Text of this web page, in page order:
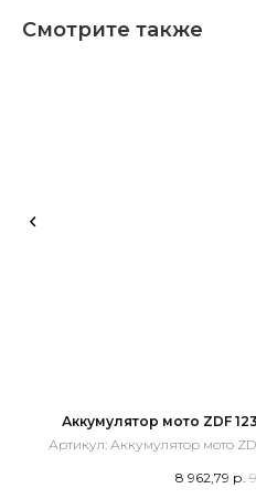
Смотрите также
Аккумулятор мото ZDF
Артикул: Аккумулятор мото
8 962,79 р.